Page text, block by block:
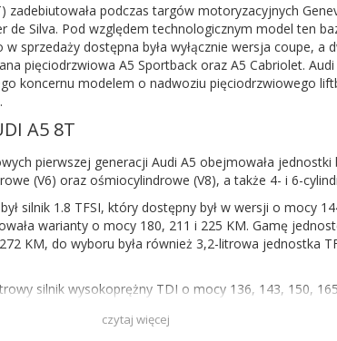
zadebiutowała podczas targów motoryzacyjnych
de Silva. Pod względem technologicznym model ten
sprzedaży dostępna była wyłącznie wersja coupe, a
pięciodrzwiowa A5 Sportback oraz A5 Cabriolet. Audi
koncernu modelem o nadwoziu pięciodrzwiowego
A5 8T
pierwszej generacji Audi A5 obejmowała jednostki
(V6) oraz ośmiocylindrowe (V8), a także 4- i 6-
silnik 1.8 TFSI, który dostępny był w wersji o mocy
warianty o mocy 180, 211 i 225 KM. Gamę
KM, do wyboru była również 3,2-litrowa jednostka
silnik wysokoprężny TDI o mocy 136, 143, 150,
190 KM, zaś silnik 3.0 TDI był oferowany ze stadem
czytaj więcej